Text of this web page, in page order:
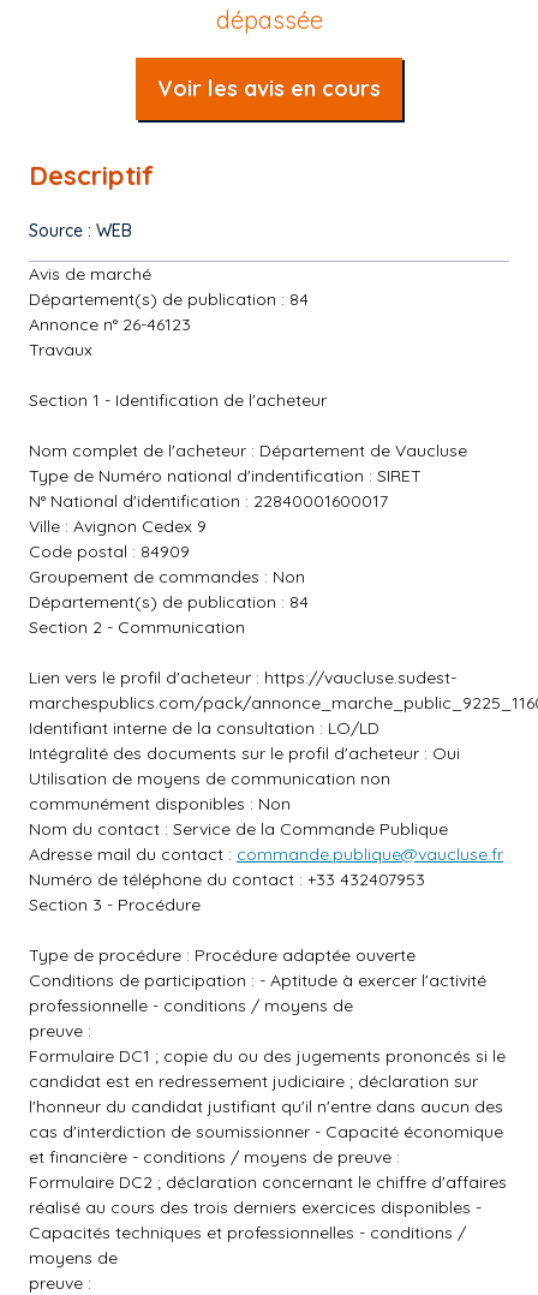
dépassée
Voir les avis en cours
Descriptif
Source : WEB
Avis de marché
Département(s) de publication : 84
Annonce n° 26-46123
Travaux
Section 1 - Identification de l'acheteur
Nom complet de l'acheteur : Département de Vaucluse
Type de Numéro national d'indentification : SIRET
N° National d'identification : 22840001600017
Ville : Avignon Cedex 9
Code postal : 84909
Groupement de commandes : Non
Département(s) de publication : 84
Section 2 - Communication
Lien vers le profil d'acheteur : https://vaucluse.sudest-
marchespublics.com/pack/
Identifiant interne de la consultation : LO/LD
Intégralité des documents sur le profil d'acheteur : Oui
Utilisation de moyens de communication non
communément disponibles : Non
Nom du contact : Service de la Commande Publique
Adresse mail du contact : commande.publique@vaucluse.fr
Numéro de téléphone du contact : +33 432407953
Section 3 - Procédure
Type de procédure : Procédure adaptée ouverte
Conditions de participation : - Aptitude à exercer l'activité
professionnelle - conditions / moyens de
preuve :
Formulaire DC1 ; copie du ou des jugements prononcés si le
candidat est en redressement judiciaire ; déclaration sur
l'honneur du candidat justifiant qu'il n'entre dans aucun des
cas d'interdiction de soumissionner - Capacité économique
et financière - conditions / moyens de preuve :
Formulaire DC2 ; déclaration concernant le chiffre d'affaires
réalisé au cours des trois derniers exercices disponibles -
Capacités techniques et professionnelles - conditions /
moyens de
preuve :